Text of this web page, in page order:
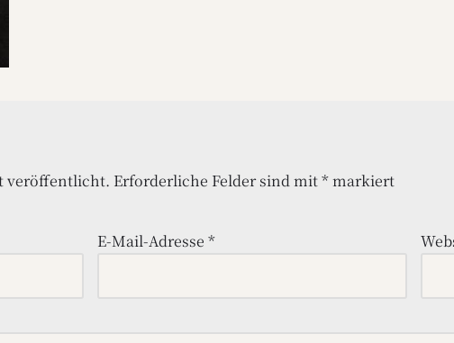
veröffentlicht. Erforderliche Felder sind mit*markiert
E-Mail-Adresse*